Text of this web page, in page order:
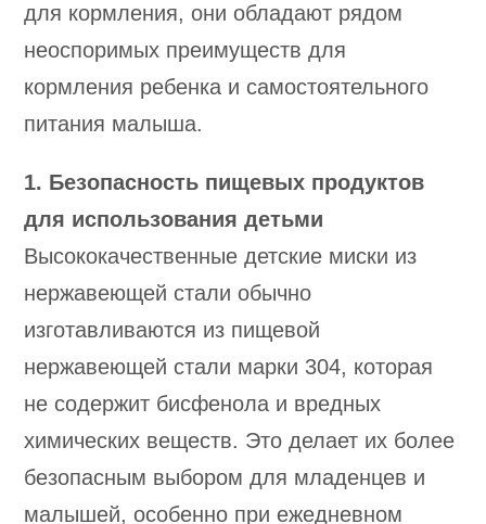
для кормления, они обладают рядом
неоспоримых преимуществ для
кормления ребенка и самостоятельного
питания малыша.
1. Безопасность пищевых продуктов
для использования детьми
Высококачественные детские миски из
нержавеющей стали обычно
изготавливаются из пищевой
нержавеющей стали марки 304, которая
не содержит бисфенола и вредных
химических веществ. Это делает их более
безопасным выбором для младенцев и
малышей, особенно при ежедневном